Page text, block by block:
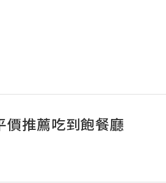
價推薦吃到飽餐廳